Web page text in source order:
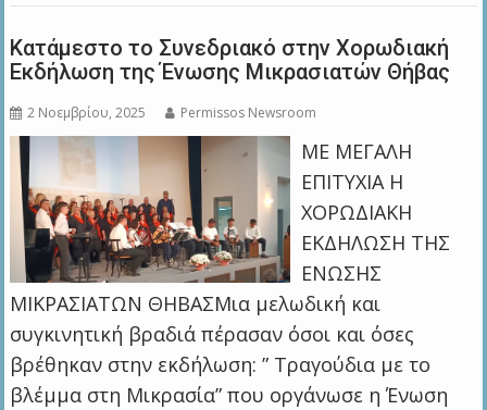
Κατάμεστο το Συνεδριακό στην Χορωδιακή
Εκδήλωση της Ένωσης Μικρασιατών Θήβας
2 Νοεμβρίου, 2025 Permissos Newsroom
ΜΕ ΜΕΓΑΛΗ
ΕΠΙΤΥΧΙΑ Η
ΧΟΡΩΔΙΑΚΗ
ΕΚΔΗΛΩΣΗ ΤΗΣ
ΕΝΩΣΗΣ
ΜΙΚΡΑΣΙΑΤΩΝ ΘΗΒΑΣΜια μελωδική και
συγκινητική βραδιά πέρασαν όσοι και όσες
βρέθηκαν στην εκδήλωση: ” Τραγούδια με το
βλέμμα στη Μικρασία” που οργάνωσε η Ένωση